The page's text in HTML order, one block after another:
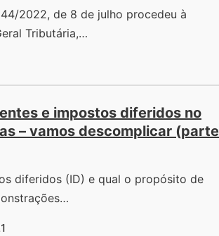
2022, de 8 de julho procedeu à
Tributária,…
e impostos diferidos no
– vamos descomplicar (parte
diferidos (ID) e qual o propósito de